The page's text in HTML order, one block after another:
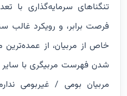
تنگناهای سرمایه‌گذاری با
فرصت برابر، و رویکرد غالب
خاص از مربیان، از عمده‌ترین
شدن فهرست مربیگری با
مربیان بومی / غیربومی